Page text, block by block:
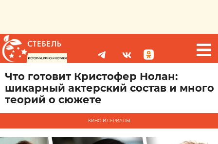
Что готовит Кристофер Нолан:
шикарный актерский состав и много
теорий о сюжете
КИНО И СЕРИАЛЫ